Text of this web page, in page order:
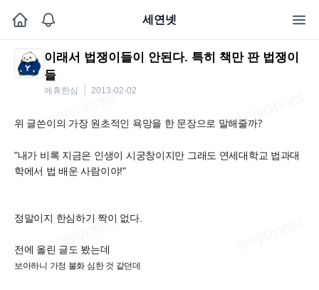
세연넷
이래서 법쟁이들이 안된다. 특히 책만 판 법쟁이
들
에휴한심 2013-02-02
위 글쓴이의 가장 원초적인 욕망을 한 문장으로 말해줄까?
"내가 비록 지금은 인생이 시궁창이지만 그래도 연세대학교 법과대
학에서 법 배운 사람이야!"
정말이지 한심하기 짝이 없다.
전에 올린 글도 봤는데
보아하니 가정 불화 심한 것 같던데